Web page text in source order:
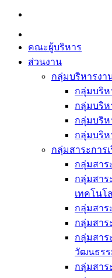
Skip
content
คณะผู้บริหาร
ส่วนงาน
กลุ่มบริหารงา
กลุ่มบริห
กลุ่มบริห
กลุ่มบริห
กลุ่มบริห
กลุ่มสาระการ
กลุ่มสาร
กลุ่มสาร
เทคโนโ
กลุ่มสาร
กลุ่มสาร
กลุ่มสาร
วัฒนธรร
กลุ่มสาร